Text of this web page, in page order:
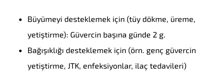
Büyümeyi desteklemek için (tüy dökme, üreme,
yetiştirme): Güvercin başına günde 2 g.
Bağışıklığı desteklemek için (örn. genç güvercin
yetiştirme, JTK, enfeksiyonlar, ilaç tedavileri)